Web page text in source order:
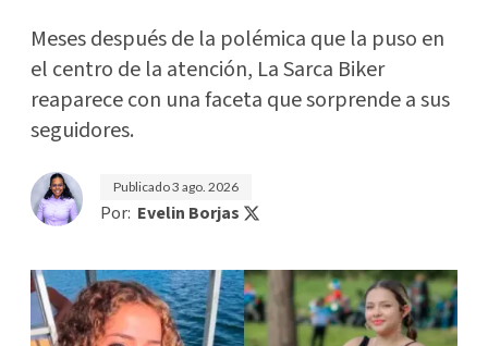
Meses después de la polémica que la puso en
el centro de la atención, La Sarca Biker
reaparece con una faceta que sorprende a sus
seguidores.
Publicado3 ago. 2026
Por: Evelin Borjas